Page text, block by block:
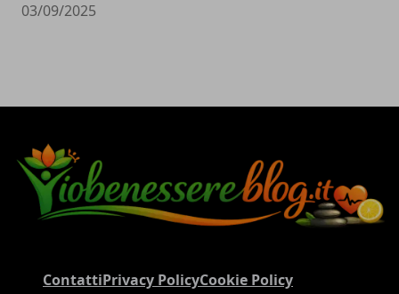
03/09/2025
ContattiPrivacy PolicyCookie Policy